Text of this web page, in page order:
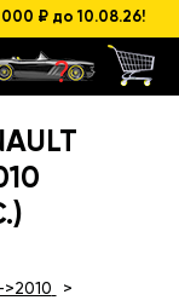
₽ до 10.08.26!
>2010